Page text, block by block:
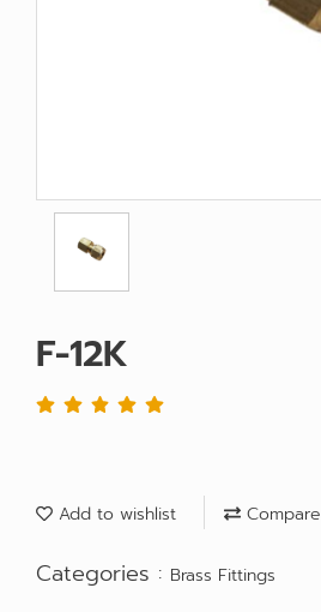
F-12K
Add to wishlist Compare
Categories : Brass Fittings